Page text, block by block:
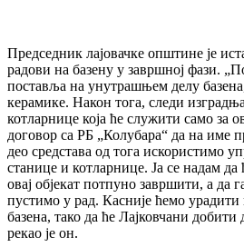
Председник лајовачке општине је
радови на базену у завршној фази.
поставља на унутрашњем делу
керамике. Након тога, следи
котларнице која ће служити само за
договор са РБ „Колубара“ да на име
део средстава од тога искористимо
станице и котларнице. Ја се надам да
овај објекат потпуно завршити, а да
пустимо у рад. Касније ћемо урадити
базена, тако да ће Лајковчани добити
рекао је он.